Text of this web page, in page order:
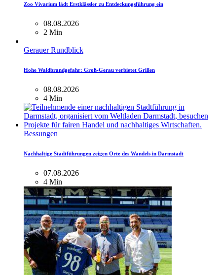
Zoo Vivarium lädt Erstklässler zu Entdeckungsführung ein
08.08.2026
2 Min
Gerauer Rundblick
Hohe Waldbrandgefahr: Groß-Gerau verbietet Grillen
08.08.2026
4 Min
Bessungen
Nachhaltige Stadtführungen zeigen Orte des Wandels in Darmstadt
07.08.2026
4 Min